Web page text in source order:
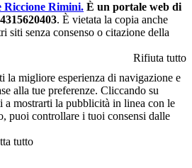
Riccione Rimini. È un portale web di
. È vietata la copia anche
siti senza consenso o citazione della
Rifiuta tutto
la migliore esperienza di navigazione e
alla tue preferenze. Cliccando su
a mostrarti la pubblicità in linea con le
puoi controllare i tuoi consensi dalle
tutto